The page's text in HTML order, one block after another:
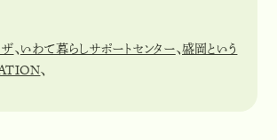
、いわて暮らしサポートセンター、盛岡という
、